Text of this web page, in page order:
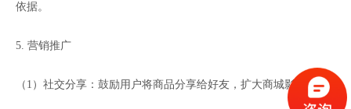
依据。
5. 营销推广
（1）社交分享：鼓励用户将商品分享给好友，扩大商城影响力。